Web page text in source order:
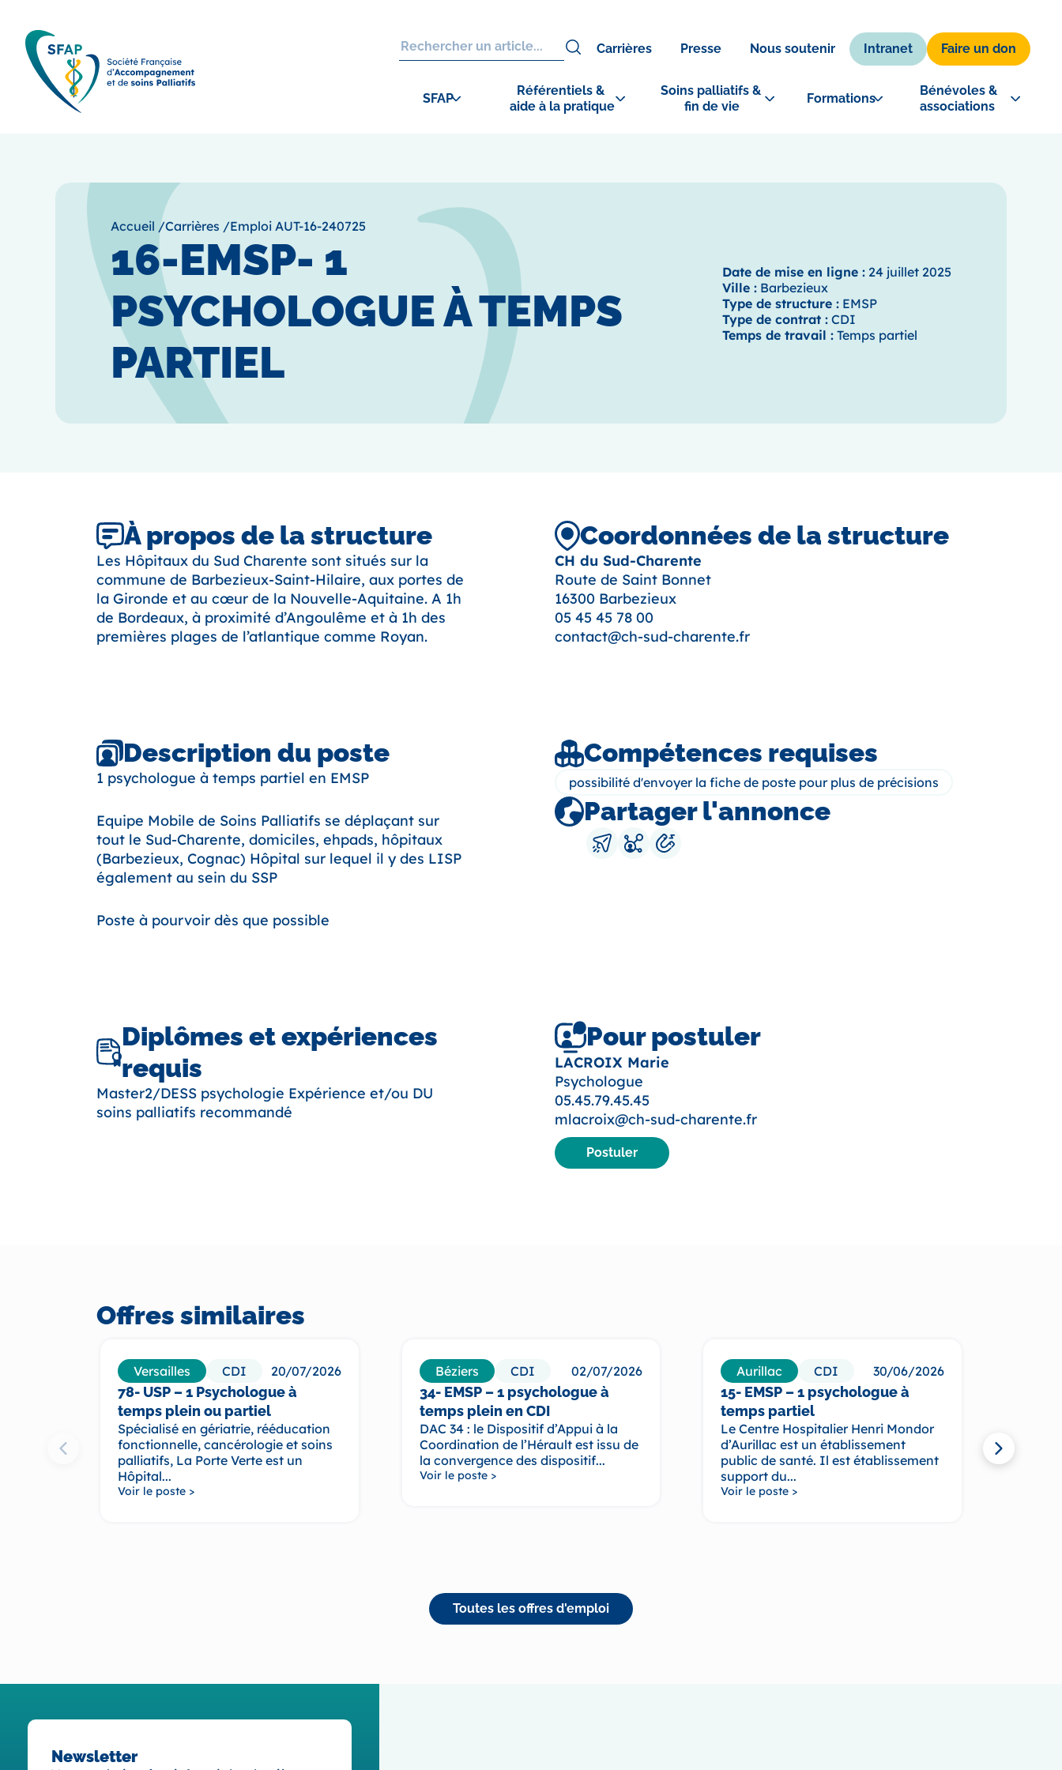
Carrières Presse Nous soutenir Intranet Faire un don
SFAP
Référentiels &
aide à la pratique
Soins palliatifs &
fin de vie
Formations
Bénévoles &
associations
Accueil /Carrières /Emploi AUT-16-240725
16-EMSP- 1
PSYCHOLOGUE À TEMPS
PARTIEL
Date de mise en ligne : 24 juillet 2025
Ville : Barbezieux
Type de structure : EMSP
Type de contrat : CDI
Temps de travail : Temps partiel
À propos de la structure
Les Hôpitaux du Sud Charente sont situés sur la
commune de Barbezieux-Saint-Hilaire, aux portes de
la Gironde et au cœur de la Nouvelle-Aquitaine. A 1h
de Bordeaux, à proximité d’Angoulême et à 1h des
premières plages de l’atlantique comme Royan.
Coordonnées de la structure
CH du Sud-Charente
Route de Saint Bonnet
16300 Barbezieux
05 45 45 78 00
contact@ch-sud-charente.fr
Description du poste
1 psychologue à temps partiel en EMSP
Equipe Mobile de Soins Palliatifs se déplaçant sur
tout le Sud-Charente, domiciles, ehpads, hôpitaux
(Barbezieux, Cognac) Hôpital sur lequel il y des LISP
également au sein du SSP
Poste à pourvoir dès que possible
Compétences requises
possibilité d'envoyer la fiche de poste pour plus de précisions
Partager l'annonce
Diplômes et expériences
requis
Master2/DESS psychologie Expérience et/ou DU
soins palliatifs recommandé
Pour postuler
LACROIX Marie
Psychologue
05.45.79.45.45
mlacroix@ch-sud-charente.fr
Postuler
Offres similaires
Versailles CDI 20/07/2026
78- USP – 1 Psychologue à
temps plein ou partiel
Spécialisé en gériatrie, rééducation
fonctionnelle, cancérologie et soins
palliatifs, La Porte Verte est un
Hôpital...
Voir le poste >
Béziers CDI 02/07/2026
34- EMSP – 1 psychologue à
temps plein en CDI
DAC 34 : le Dispositif d’Appui à la
Coordination de l’Hérault est issu de
la convergence des dispositif...
Voir le poste >
Aurillac CDI 30/06/2026
15- EMSP – 1 psychologue à
temps partiel
Le Centre Hospitalier Henri Mondor
d’Aurillac est un établissement
public de santé. Il est établissement
support du...
Voir le poste >
Toutes les offres d'emploi
Newsletter